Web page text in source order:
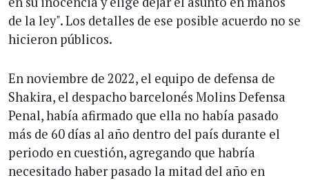
de la ley". Los detalles de ese posible acuerdo no se
hicieron públicos.
En noviembre de 2022, el equipo de defensa de
Shakira, el despacho barcelonés Molins Defensa
Penal, había afirmado que ella no había pasado
más de 60 días al año dentro del país durante el
periodo en cuestión, agregando que habría
necesitado haber pasado la mitad del año en